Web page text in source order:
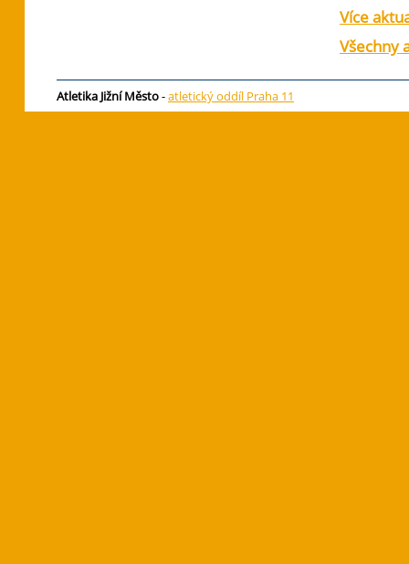
Více
Všechny
Atletika Jižní Město-atletický oddíl Praha 11